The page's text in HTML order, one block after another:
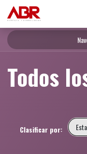
Ir al contenido
Todos
Clasificar por: